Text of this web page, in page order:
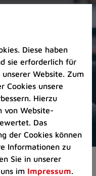
Diese haben
sie erforderlich für
Website. Zum
Cookies unsere
Hierzu
von Website-
Das
der Cookies können
Informationen zu
Sie in unserer
im Impressum.